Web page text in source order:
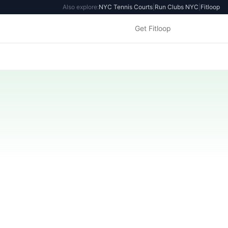
Also explore:NYC Tennis Courts Run Clubs NYC Fitloop
Get Fitloop